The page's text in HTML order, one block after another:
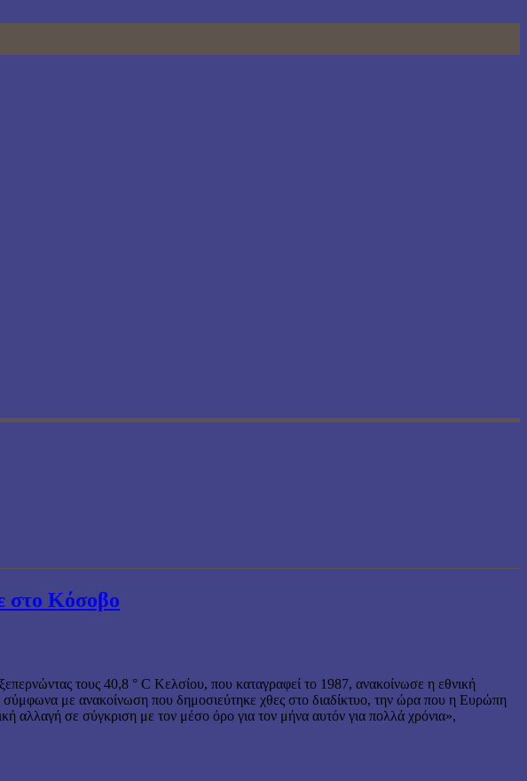
στο Κόσοβο
τους 40,8 ° C Κελσίου, που καταγραφεί το 1987, ανακοίνωσε η εθνική
σύμφωνα με ανακοίνωση που δημοσιεύτηκε χθες στο διαδίκτυο, την ώρα που η Ευρώπη
αλλαγή σε σύγκριση με τον μέσο όρο για τον μήνα αυτόν για πολλά χρόνια»,